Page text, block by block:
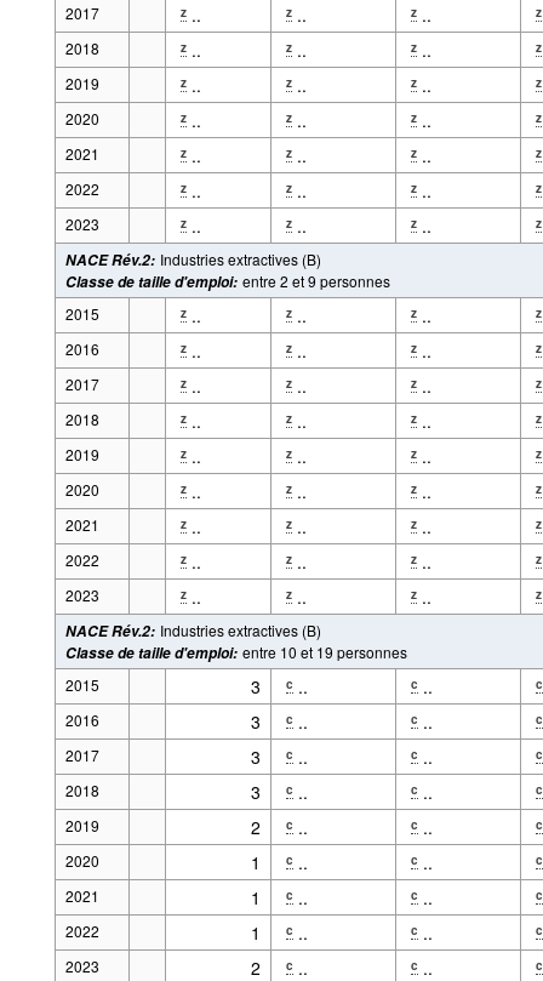
2017 z .. z .. z .. z
2018 z .. z .. z .. z
2019 z .. z .. z .. z
2020 z .. z .. z .. z
2021 z .. z .. z .. z
2022 z .. z .. z .. z
2023 z .. z .. z .. z
NACE Rév.2: Industries extractives (B)
Classe de taille d'emploi: entre 2 et 9 personnes
2015
z .. z .. z .. z
2016 z .. z .. z .. z
2017 z .. z .. z .. z
2018 z .. z .. z .. z
2019 z .. z .. z .. z
2020 z .. z .. z .. z
2021 z .. z .. z .. z
2022 z .. z .. z .. z
2023 z .. z .. z .. z
NACE Rév.2: Industries extractives (B)
Classe de taille d'emploi: entre 10 et 19 personnes
2015
3 c .. c .. c
2016 3 c .. c .. c
2017 3 c .. c .. c
2018 3 c .. c .. c
2019 2 c .. c .. c
2020 1 c .. c .. c
2021 1 c .. c .. c
2022 1 c .. c .. c
2023 2 c .. c .. c